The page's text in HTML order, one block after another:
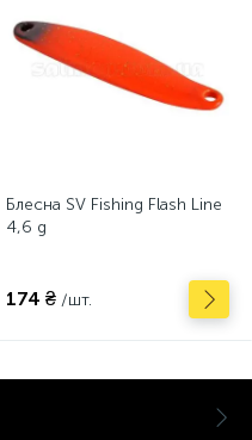
Блесна SV Fishing Flash Line
4,6 g
174 ₴ /шт.